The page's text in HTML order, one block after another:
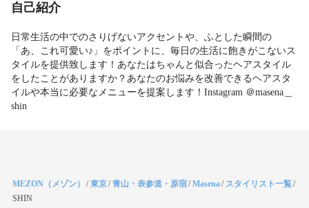
自己紹介
日常生活の中でのさりげないアクセントや、ふとした瞬間の
「あ、これ可愛い♪」をポイントに、毎日の生活に飽きがこないス
タイルを提供致します！あなたはちゃんと似合ったヘアスタイル
をしたことがありますか？あなたのお悩みを改善できるヘアスタ
イルや本当に必要なメニューを提案します！Instagram ＠masena＿
shin
MEZON（メゾン） /東京/青山・表参道・原宿/Masena/ スタイリスト一覧/
SHIN